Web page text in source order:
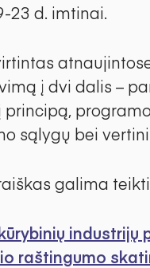
23 d. imtinai.
į dvi dalis –
principą,
sąlygų bei
galima
industrijų
raštingumo